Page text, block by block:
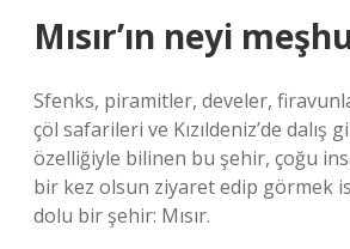
Mısır’ın neyi
Sfenks, piramitler, develer,
çöl safarileri ve Kızıldeniz’de dalış
özelliğiyle bilinen bu şehir, çoğu
bir kez olsun ziyaret edip görmek
dolu bir şehir: Mısır.